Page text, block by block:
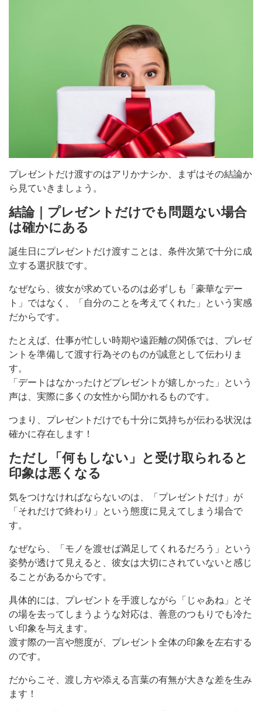
プレゼントだけ渡すのはアリかナシか、まずはその結論か
ら見ていきましょう。
結論｜プレゼントだけでも問題ない場合
は確かにある
誕生日にプレゼントだけ渡すことは、条件次第で十分に成
立する選択肢です。
なぜなら、彼女が求めているのは必ずしも「豪華なデー
ト」ではなく、「自分のことを考えてくれた」という実感
だからです。
たとえば、仕事が忙しい時期や遠距離の関係では、プレゼ
ントを準備して渡す行為そのものが誠意として伝わりま
す。
「デートはなかったけどプレゼントが嬉しかった」という
声は、実際に多くの女性から聞かれるものです。
つまり、プレゼントだけでも十分に気持ちが伝わる状況は
確かに存在します！
ただし「何もしない」と受け取られると
印象は悪くなる
気をつけなければならないのは、「プレゼントだけ」が
「それだけで終わり」という態度に見えてしまう場合で
す。
なぜなら、「モノを渡せば満足してくれるだろう」という
姿勢が透けて見えると、彼女は大切にされていないと感じ
ることがあるからです。
具体的には、プレゼントを手渡しながら「じゃあね」とそ
の場を去ってしまうような対応は、善意のつもりでも冷た
い印象を与えます。
渡す際の一言や態度が、プレゼント全体の印象を左右する
のです。
だからこそ、渡し方や添える言葉の有無が大きな差を生み
ます！